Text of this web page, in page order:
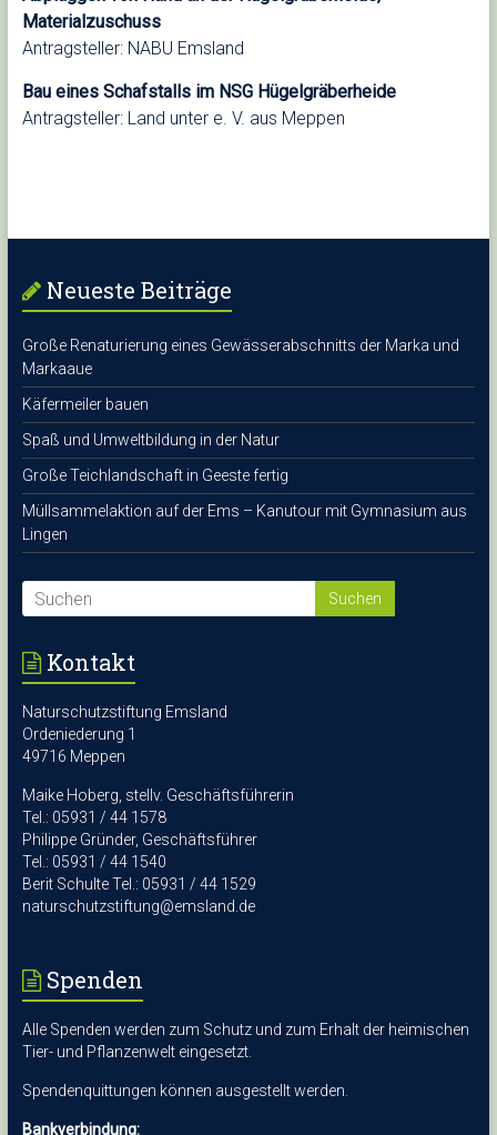
Materialzuschuss
Antragsteller: NABU Emsland
Bau eines Schafstalls im NSG Hügelgräberheide
Antragsteller: Land unter e. V. aus Meppen
Neueste Beiträge
Große Renaturierung eines Gewässerabschnitts der Marka und
Markaaue
Käfermeiler bauen
Spaß und Umweltbildung in der Natur
Große Teichlandschaft in Geeste fertig
Müllsammelaktion auf der Ems – Kanutour mit Gymnasium aus
Lingen
Kontakt
Naturschutzstiftung Emsland
Ordeniederung 1
49716 Meppen
Maike Hoberg, stellv. Geschäftsführerin
Tel.: 05931 / 44 1578
Philippe Gründer, Geschäftsführer
Tel.: 05931 / 44 1540
Berit Schulte Tel.: 05931 / 44 1529
naturschutzstiftung@emsland.de
Spenden
Alle Spenden werden zum Schutz und zum Erhalt der heimischen
Tier- und Pflanzenwelt eingesetzt.
Spendenquittungen können ausgestellt werden.
Bankverbindung: